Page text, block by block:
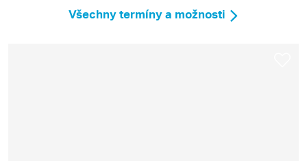
Všechny termíny a možnosti